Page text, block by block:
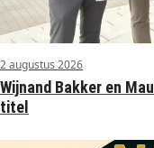
2 augustus 2026
Wijnand Bakker en
titel